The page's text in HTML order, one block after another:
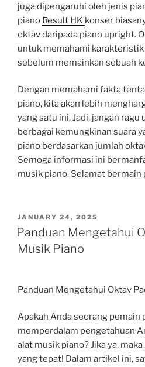
juga dipengaruhi oleh jenis
piano Result HK konser
oktav daripada piano upright.
untuk memahami karakteristik
sebelum memainkan sebuah
Dengan memahami fakta
piano, kita akan lebih
yang satu ini. Jadi, jangan
berbagai kemungkinan suara
piano berdasarkan jumlah
Semoga informasi ini
musik piano. Selamat bermain
POSTED
ON
JANUARY 24, 2025
Panduan Mengetahui
Musik Piano
Panduan Mengetahui Oktav
Apakah Anda seorang pemain
memperdalam pengetahuan
alat musik piano? Jika ya,
yang tepat! Dalam artikel ini,